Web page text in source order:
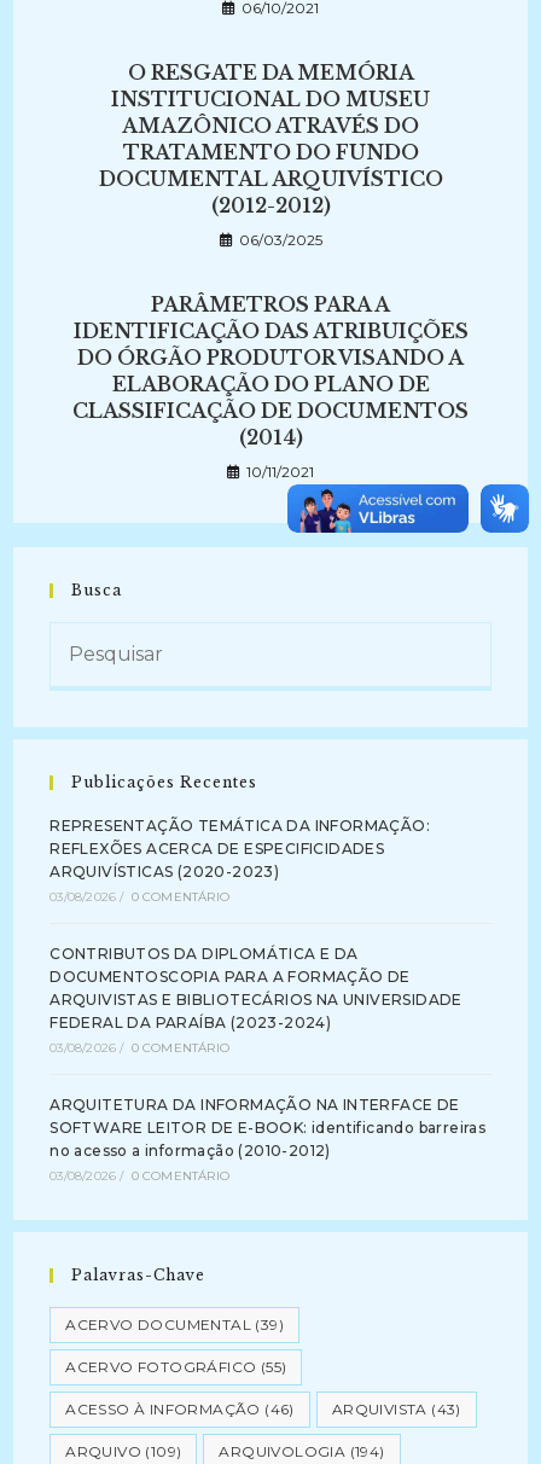
06/10/2021
O RESGATE DA MEMÓRIA
INSTITUCIONAL DO MUSEU
AMAZÔNICO ATRAVÉS DO
TRATAMENTO DO FUNDO
DOCUMENTAL ARQUIVÍSTICO
(2012-2012)
06/03/2025
PARÂMETROS PARA A
IDENTIFICAÇÃO DAS ATRIBUIÇÕES
DO ÓRGÃO PRODUTOR VISANDO A
ELABORAÇÃO DO PLANO DE
CLASSIFICAÇÃO DE DOCUMENTOS
(2014)
10/11/2021
Busca
Publicações Recentes
REPRESENTAÇÃO TEMÁTICA DA INFORMAÇÃO:
REFLEXÕES ACERCA DE ESPECIFICIDADES
ARQUIVÍSTICAS (2020-2023)
03/08/2026 / 0 COMENTÁRIO
CONTRIBUTOS DA DIPLOMÁTICA E DA
DOCUMENTOSCOPIA PARA A FORMAÇÃO DE
ARQUIVISTAS E BIBLIOTECÁRIOS NA UNIVERSIDADE
FEDERAL DA PARAÍBA (2023-2024)
03/08/2026 / 0 COMENTÁRIO
ARQUITETURA DA INFORMAÇÃO NA INTERFACE DE
SOFTWARE LEITOR DE E-BOOK: identificando barreiras
no acesso a informação (2010-2012)
03/08/2026 / 0 COMENTÁRIO
Palavras-Chave
ACERVO DOCUMENTAL (39)
ACERVO FOTOGRÁFICO (55)
ACESSO À INFORMAÇÃO (46) ARQUIVISTA (43)
ARQUIVO (109) ARQUIVOLOGIA (194)